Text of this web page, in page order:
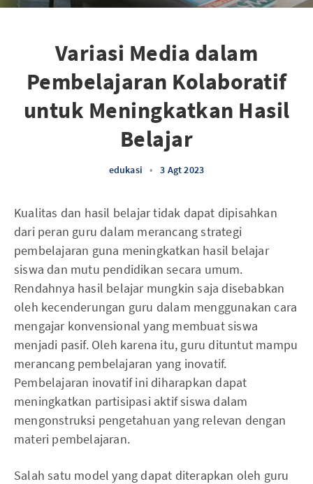
Variasi Media dalam
Pembelajaran Kolaboratif
untuk Meningkatkan Hasil
Belajar
edukasi • 3 Agt 2023
Kualitas dan hasil belajar tidak dapat dipisahkan
dari peran guru dalam merancang strategi
pembelajaran guna meningkatkan hasil belajar
siswa dan mutu pendidikan secara umum.
Rendahnya hasil belajar mungkin saja disebabkan
oleh kecenderungan guru dalam menggunakan cara
mengajar konvensional yang membuat siswa
menjadi pasif. Oleh karena itu, guru dituntut mampu
merancang pembelajaran yang inovatif.
Pembelajaran inovatif ini diharapkan dapat
meningkatkan partisipasi aktif siswa dalam
mengonstruksi pengetahuan yang relevan dengan
materi pembelajaran.
Salah satu model yang dapat diterapkan oleh guru